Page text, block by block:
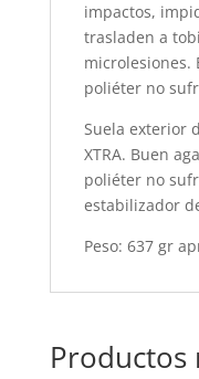
impactos,
trasladen a
microlesiones.
poliéter no
Suela exterior
XTRA. Buen
poliéter no
estabilizador
Peso: 637 gr
Productos